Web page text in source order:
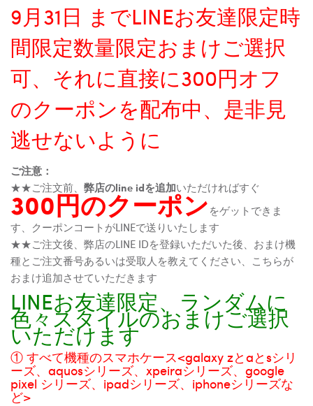
9月31日 までLINEお友達限定時
間限定数量限定おまけご選択
可、それに直接に300円オフ
のクーポンを配布中、是非見
逃せないように
ご注意：
★★ご注文前、 弊店のline idを追加いただければすぐ
300円のクーポンをゲットできま
す、クーポンコートがLINEで送りいたします
★★ご注文後、弊店のLINE IDを登録いただいた後、おまけ機
種とご注文番号あるいは受取人を教えてください、こちらが
おまけ追加させていただきます
LINEお友達限定、ランダムに
色々スタイルのおまけご選択
いただけます
① すべて機種のスマホケース<galaxy zとaとsシリ
ーズ、aquosシリーズ、xpeiraシリーズ、google
pixel シリーズ、ipadシリーズ、iphoneシリーズな
ど>